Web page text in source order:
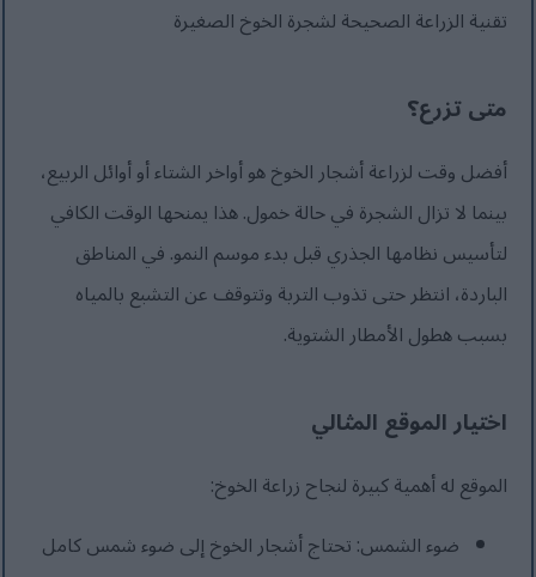
تقنية الزراعة الصحيحة لشجرة الخوخ الصغيرة
متى تزرع؟
أفضل وقت لزراعة أشجار الخوخ هو أواخر الشتاء أو أوائل الربيع،
بينما لا تزال الشجرة في حالة خمول. هذا يمنحها الوقت الكافي
لتأسيس نظامها الجذري قبل بدء موسم النمو. في المناطق
الباردة، انتظر حتى تذوب التربة وتتوقف عن التشبع بالمياه
بسبب هطول الأمطار الشتوية.
اختيار الموقع المثالي
الموقع له أهمية كبيرة لنجاح زراعة الخوخ:
ضوء الشمس: تحتاج أشجار الخوخ إلى ضوء شمس كامل